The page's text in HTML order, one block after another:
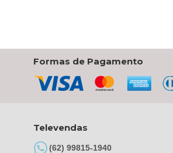
Formas de Pagamento
Televendas
(62) 99815-1940